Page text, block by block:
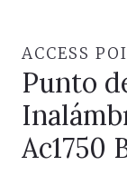
ACCESS
Punto
Ac1750